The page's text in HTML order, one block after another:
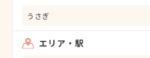
うさぎ
エリア・駅